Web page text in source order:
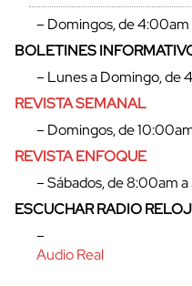
– Domingos, de 4:00am
BOLETINES
– Lunes a Domingo, de
REVISTA SEMANAL
– Domingos, de
REVISTA ENFOQUE
– Sábados, de 8:00am
ESCUCHAR RADIO
–
Audio Real